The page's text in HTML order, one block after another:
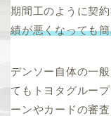
期間工のように契
績が悪くなっても
デンソー自体の一
てもトヨタグルー
ーンやカードの審